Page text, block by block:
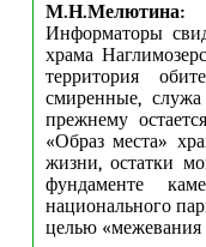
М.Н.Мелютина:
Информаторы
храма
территория
смиренные,
прежнему
«Образ места»
жизни, остатки
фундаменте
национального
целью «межевания